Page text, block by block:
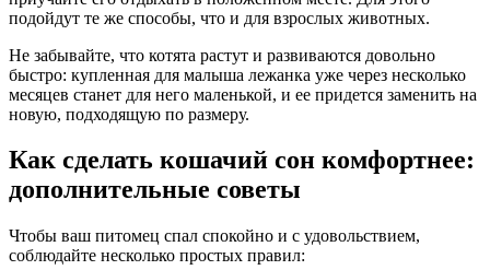
подойдут те же способы, что и для взрослых животных.
Не забывайте, что котята растут и развиваются довольно
быстро: купленная для малыша лежанка уже через несколько
месяцев станет для него маленькой, и ее придется заменить на
новую, подходящую по размеру.
Как сделать кошачий сон комфортнее:
дополнительные советы
Чтобы ваш питомец спал спокойно и с удовольствием,
соблюдайте несколько простых правил: